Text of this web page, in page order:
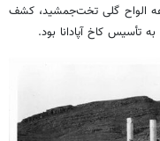
الواح گلی تخت‌جمشید، کشف
تأسیس کاخ آپادانا بود.